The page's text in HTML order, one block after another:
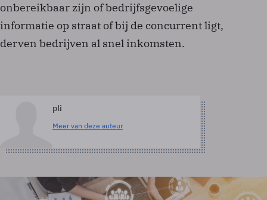
onbereikbaar zijn of bedrijfsgevoelige
informatie op straat of bij de concurrent ligt,
derven bedrijven al snel inkomsten.
pli
Meer van deze auteur